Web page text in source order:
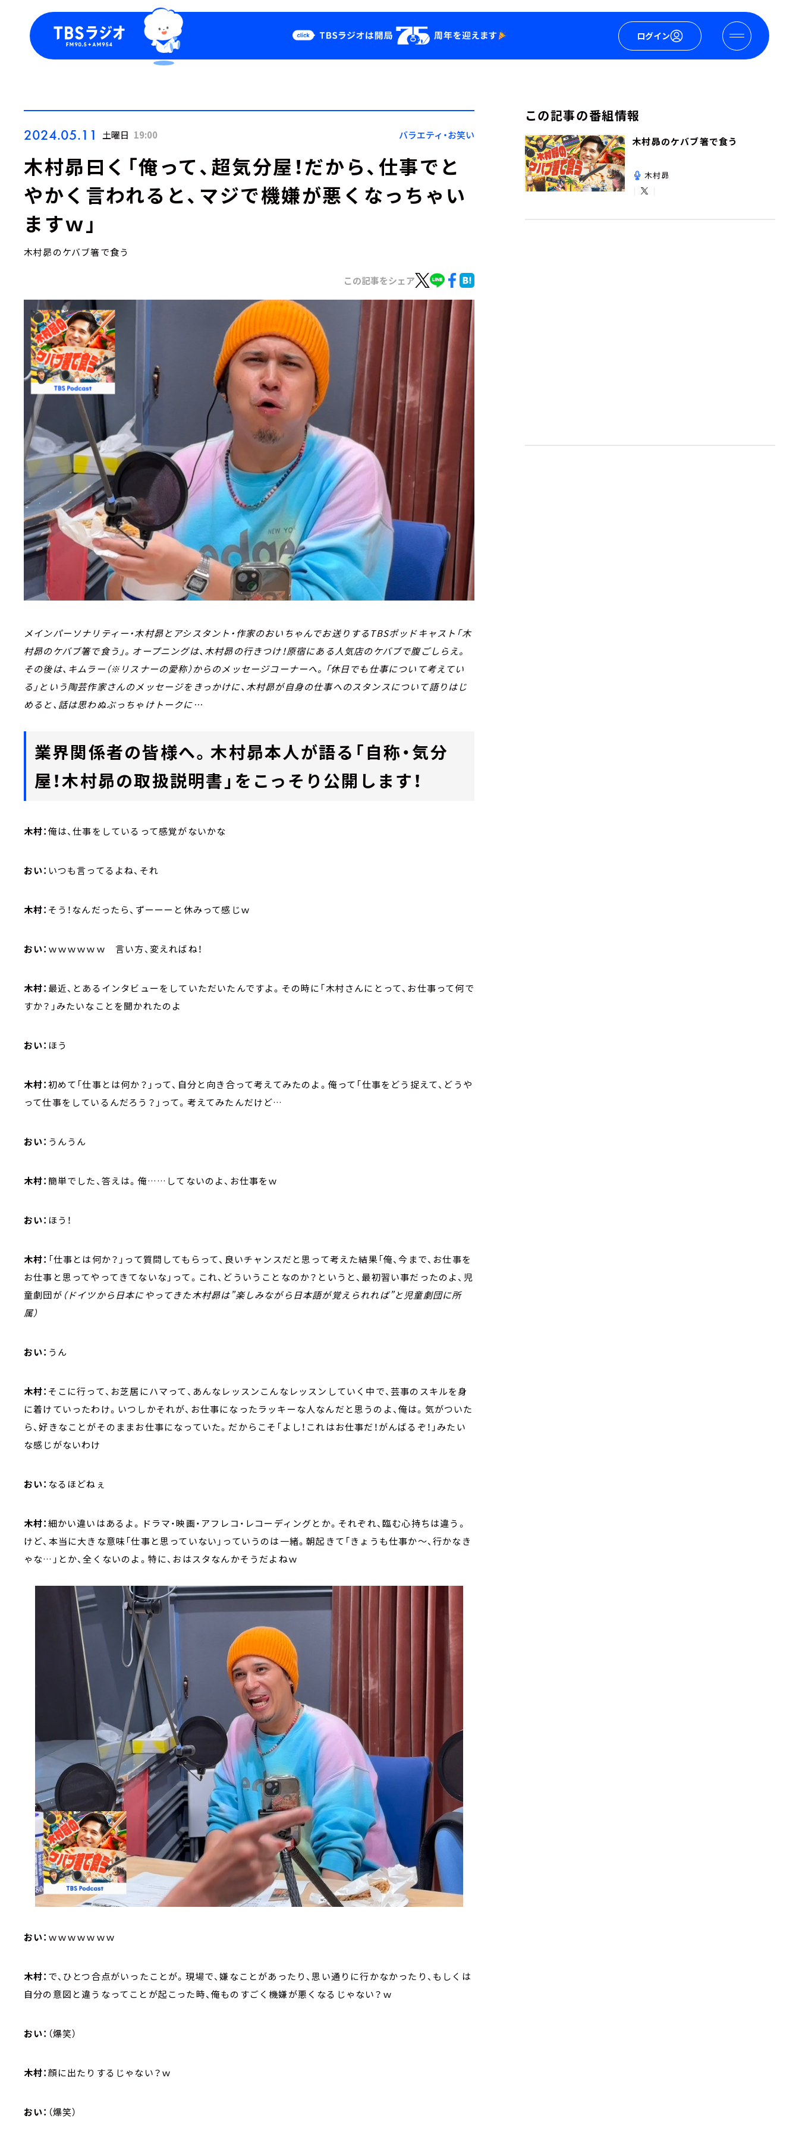
ログイン
Podcast
YouTube
会社情報
2024.05.11 土曜日 19:00 バラエティ・お笑い
木村昴曰く「俺って、超気分屋！だから、仕事でと
やかく言われると、マジで機嫌が悪くなっちゃい
ますｗ」
木村昴のケバブ箸で食う
この記事をシェア
メインパーソナリティー・木村昴とアシスタント・作家のおいちゃんでお送りするTBSポッドキャスト「木
村昴のケバブ箸で食う」。オープニングは、木村昴の行きつけ！原宿にある人気店のケバブで腹ごしらえ。
その後は、キムラー（※リスナーの愛称）からのメッセージコーナーへ。「休日でも仕事について考えてい
る」という陶芸作家さんのメッセージをきっかけに、木村昴が自身の仕事へのスタンスについて語りはじ
めると、話は思わぬぶっちゃけトークに…
業界関係者の皆様へ。木村昴本人が語る「自称・気分
屋！木村昴の取扱説明書」をこっそり公開します！
木村：俺は、仕事をしているって感覚がないかな
おい： いつも言ってるよね、それ
木村： そう！なんだったら、ずーーーと休みって感じｗ
おい： ｗｗｗｗｗｗ 言い方、変えればね！
木村： 最近、とあるインタビューをしていただいたんですよ。その時に「木村さんにとって、お仕事って何で
すか？」みたいなことを聞かれたのよ
おい： ほう
木村：初めて「仕事とは何か？」って、自分と向き合って考えてみたのよ。俺って「仕事をどう捉えて、どうや
って仕事をしているんだろう？」って。考えてみたんだけど…
おい： うんうん
木村：簡単でした、答えは。俺……してないのよ、お仕事をｗ
おい： ほう！
木村： 「仕事とは何か？」って質問してもらって、良いチャンスだと思って考えた結果「俺、今まで、お仕事を
お仕事と思ってやってきてないな」って。これ、どういうことなのか？というと、最初習い事だったのよ、児
童劇団が （ドイツから日本にやってきた木村昴は”楽しみながら日本語が覚えられれば”と児童劇団に所
属）
おい： うん
木村： そこに行って、お芝居にハマって、あんなレッスンこんなレッスンしていく中で、芸事のスキルを身
に着けていったわけ。いつしかそれが、お仕事になったラッキーな人なんだと思うのよ、俺は。気がついた
ら、好きなことがそのままお仕事になっていた。だからこそ「よし！これはお仕事だ！がんばるぞ！」みたい
な感じがないわけ
おい： なるほどねぇ
木村：細かい違いはあるよ。ドラマ・映画・アフレコ・レコーディングとか。それぞれ、臨む心持ちは違う。
けど、本当に大きな意味「仕事と思っていない」っていうのは一緒。朝起きて「きょうも仕事か～、行かなき
ゃな…」とか、全くないのよ。特に、おはスタなんかそうだよねｗ
おい： ｗｗｗｗｗｗｗ
木村： で、ひとつ合点がいったことが。現場で、嫌なことがあったり、思い通りに行かなかったり、もしくは
自分の意図と違うなってことが起こった時、俺ものすごく機嫌が悪くなるじゃない？ｗ
おい： （爆笑）
木村：顔に出たりするじゃない？ｗ
おい： （爆笑）
この記事の番組情報
木村昴のケバブ箸で食う
木村昴